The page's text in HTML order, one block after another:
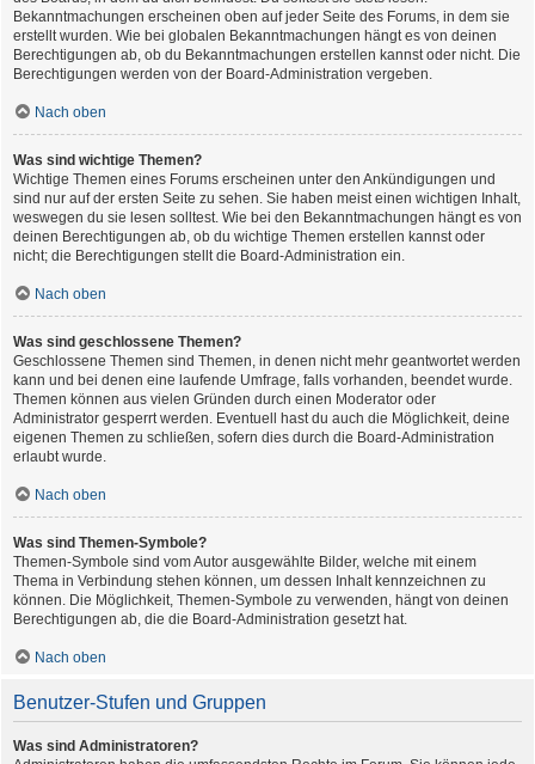
Bekanntmachungen erscheinen oben auf jeder Seite des Forums, in dem sie
erstellt wurden. Wie bei globalen Bekanntmachungen hängt es von deinen
Berechtigungen ab, ob du Bekanntmachungen erstellen kannst oder nicht. Die
Berechtigungen werden von der Board-Administration vergeben.
Nach oben
Was sind wichtige Themen?
Wichtige Themen eines Forums erscheinen unter den Ankündigungen und
sind nur auf der ersten Seite zu sehen. Sie haben meist einen wichtigen Inhalt,
weswegen du sie lesen solltest. Wie bei den Bekanntmachungen hängt es von
deinen Berechtigungen ab, ob du wichtige Themen erstellen kannst oder
nicht; die Berechtigungen stellt die Board-Administration ein.
Nach oben
Was sind geschlossene Themen?
Geschlossene Themen sind Themen, in denen nicht mehr geantwortet werden
kann und bei denen eine laufende Umfrage, falls vorhanden, beendet wurde.
Themen können aus vielen Gründen durch einen Moderator oder
Administrator gesperrt werden. Eventuell hast du auch die Möglichkeit, deine
eigenen Themen zu schließen, sofern dies durch die Board-Administration
erlaubt wurde.
Nach oben
Was sind Themen-Symbole?
Themen-Symbole sind vom Autor ausgewählte Bilder, welche mit einem
Thema in Verbindung stehen können, um dessen Inhalt kennzeichnen zu
können. Die Möglichkeit, Themen-Symbole zu verwenden, hängt von deinen
Berechtigungen ab, die die Board-Administration gesetzt hat.
Nach oben
Benutzer-Stufen und Gruppen
Was sind Administratoren?